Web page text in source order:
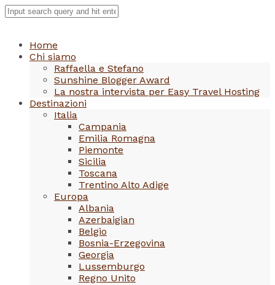
Home
Chi siamo
Raffaella e Stefano
Sunshine Blogger Award
La nostra intervista per Easy Travel Hosting
Destinazioni
Italia
Campania
Emilia Romagna
Piemonte
Sicilia
Toscana
Trentino Alto Adige
Europa
Albania
Azerbaigian
Belgio
Bosnia-Erzegovina
Georgia
Lussemburgo
Regno Unito